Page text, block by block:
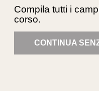
Compila tutti i
corso.
CONTINUA